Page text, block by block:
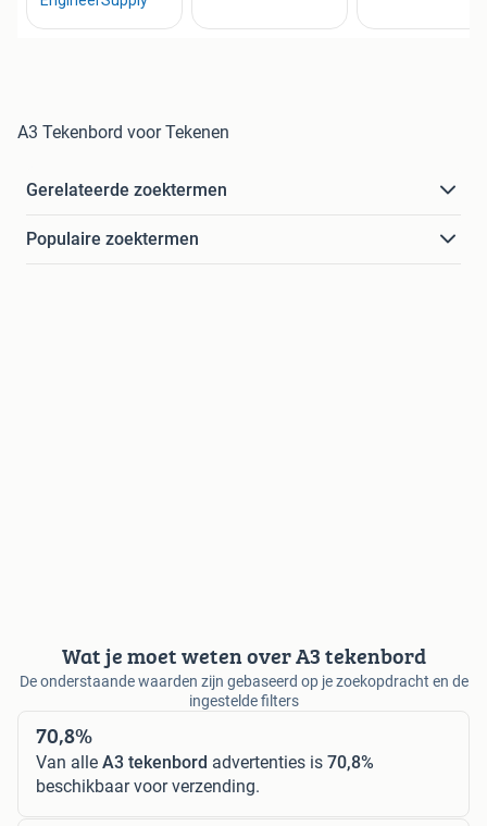
A3 Tekenbord voor Tekenen
Gerelateerde zoektermen
Populaire zoektermen
Wat je moet weten over A3 tekenbord
De onderstaande waarden zijn gebaseerd op je zoekopdracht en de
ingestelde filters
70,8%
Van alle A3 tekenbord advertenties is 70,8%
beschikbaar voor verzending.